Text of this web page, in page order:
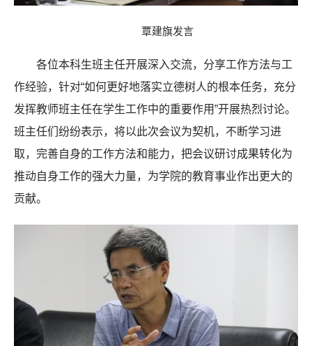
覃建旗发言
各位本科生班主任开展深入交流，分享工作方法与工
作经验，针对“如何更好地落实立德树人的根本任务，充分
发挥教师班主任在学生工作中的重要作用”开展热烈讨论。
班主任们纷纷表示，将以此次会议为契机，不断学习进
取，完善自身的工作方法和能力，把会议研讨成果转化为
推动自身工作的强大力量，为学院的教育事业作出更大的
贡献。